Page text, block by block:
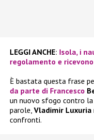
LEGGI ANCHE: Isola, i
regolamento e
È bastata questa frase
da parte di Francesco
un nuovo sfogo contro la
parole, Vladimir Luxuria
confronti.